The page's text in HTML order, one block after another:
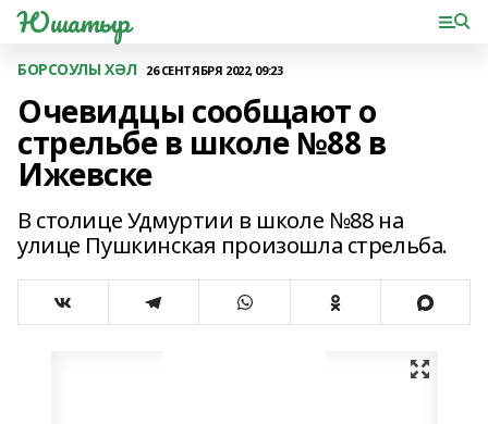
Юшатыр
БОРСОУЛЫ ХӘЛ 26 СЕНТЯБРЯ 2022, 09:23
Очевидцы сообщают о
стрельбе в школе №88 в
Ижевске
В столице Удмуртии в школе №88 на
улице Пушкинская произошла стрельба.